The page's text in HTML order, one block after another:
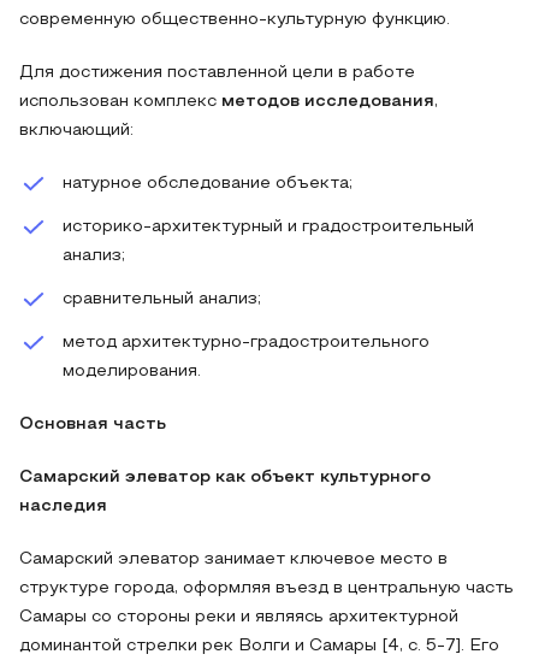
современную общественно-культурную функцию.
Для достижения поставленной цели в работе
использован комплекс методов исследования,
включающий:
натурное обследование объекта;
историко-архитектурный и градостроительный
анализ;
сравнительный анализ;
метод архитектурно-градостроительного
моделирования.
Основная часть
Самарский элеватор как объект культурного
наследия
Самарский элеватор занимает ключевое место в
структуре города, оформляя въезд в центральную часть
Самары со стороны реки и являясь архитектурной
доминантой стрелки рек Волги и Самары [4, с. 5-7]. Его